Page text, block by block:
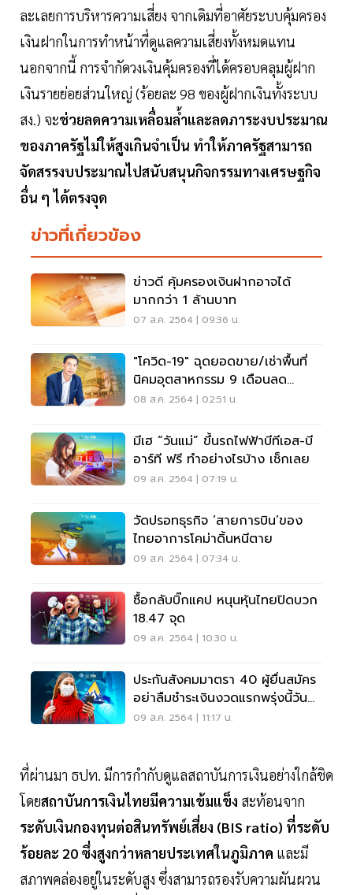
ละเลยการบริหารความเสี่ยง จากเดิมที่อาศัยระบบคุ้มครอง
เงินฝากในการทำหน้าที่ดูแลความเสี่ยงทั้งหมดแทน
นอกจากนี้ การจำกัดวงเงินคุ้มครองที่ได้ครอบคลุมผู้ฝาก
เงินรายย่อยส่วนใหญ่ (ร้อยละ 98 ของผู้ฝากเงินทั้งระบบ
สง.) จะช่วยลดความเหลื่อมล้ำและลดภาระงบประมาณ
ของภาครัฐไม่ให้สูงเกินจำเป็น ทำให้ภาครัฐสามารถ
จัดสรรงบประมาณไปสนับสนุนกิจกรรมทางเศรษฐกิจ
อื่น ๆ ได้ตรงจุด
ข่าวที่เกี่ยวข้อง
ข่าวดี คุ้มครองเงินฝากอาจได้
มากกว่า 1 ล้านบาท
07 ส.ค. 2564 | 09:36 น.
"โควิด-19" ฉุดยอดขาย/เช่าพื้นที่
นิคมอุตสาหกรรม 9 เดือนลด
49.59%
08 ส.ค. 2564 | 02:51 น.
มีเฮ “วันแม่” ขึ้นรถไฟฟ้าบีทีเอส-บี
อาร์ที ฟรี ทำอย่างไรบ้าง เช็กเลย
09 ส.ค. 2564 | 07:19 น.
วัดปรอทธุรกิจ ‘สายการบิน’ของ
ไทยอาการโคม่าดิ้นหนีตาย
09 ส.ค. 2564 | 07:34 น.
ซื้อกลับบิ๊กแคป หนุนหุ้นไทยปิดบวก
18.47 จุด
09 ส.ค. 2564 | 10:30 น.
ประกันสังคมมาตรา 40 ผู้ยื่นสมัคร
อย่าลืมชำระเงินงวดแรกพรุ่งนี้วัน
สุดท้าย
09 ส.ค. 2564 | 11:17 น.
ที่ผ่านมา ธปท. มีการกำกับดูแลสถาบันการเงินอย่างใกล้ชิด
โดยสถาบันการเงินไทยมีความเข้มแข็ง สะท้อนจาก
ระดับเงินกองทุนต่อสินทรัพย์เสี่ยง (BIS ratio) ที่ระดับ
ร้อยละ 20 ซึ่งสูงกว่าหลายประเทศในภูมิภาค และมี
สภาพคล่องอยู่ในระดับสูง ซึ่งสามารถรองรับความผันผวน